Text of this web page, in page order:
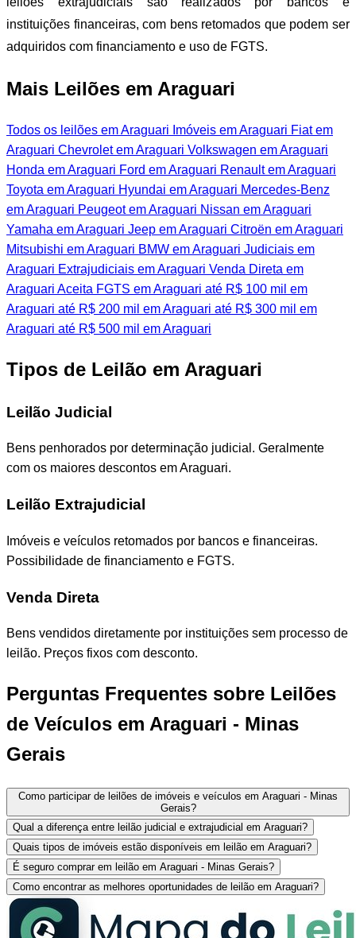
instituições financeiras, com bens retomados que podem ser
adquiridos com financiamento e uso de FGTS.
Mais Leilões em Araguari
Todos os leilões em Araguari Imóveis em Araguari Fiat em
Araguari Chevrolet em Araguari Volkswagen em Araguari
Honda em Araguari Ford em Araguari Renault em Araguari
Toyota em Araguari Hyundai em Araguari Mercedes-Benz
em Araguari Peugeot em Araguari Nissan em Araguari
Yamaha em Araguari Jeep em Araguari Citroën em Araguari
Mitsubishi em Araguari BMW em Araguari Judiciais em
Araguari Extrajudiciais em Araguari Venda Direta em
Araguari Aceita FGTS em Araguari até R$ 100 mil em
Araguari até R$ 200 mil em Araguari até R$ 300 mil em
Araguari até R$ 500 mil em Araguari
Tipos de Leilão em Araguari
Leilão Judicial
Bens penhorados por determinação judicial. Geralmente
com os maiores descontos em Araguari.
Leilão Extrajudicial
Imóveis e veículos retomados por bancos e financeiras.
Possibilidade de financiamento e FGTS.
Venda Direta
Bens vendidos diretamente por instituições sem processo de
leilão. Preços fixos com desconto.
Perguntas Frequentes sobre Leilões
de Veículos em Araguari - Minas
Gerais
Como participar de leilões de imóveis e veículos em Araguari - Minas
Gerais?
Qual a diferença entre leilão judicial e extrajudicial em Araguari?
Quais tipos de imóveis estão disponíveis em leilão em Araguari?
É seguro comprar em leilão em Araguari - Minas Gerais?
Como encontrar as melhores oportunidades de leilão em Araguari?